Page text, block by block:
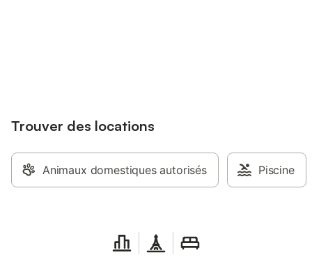
Trouver des locations
Animaux domestiques autorisés Piscine